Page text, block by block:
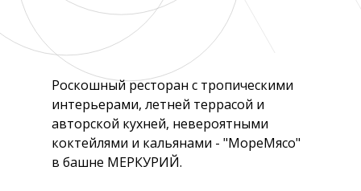
Роскошный ресторан с тропическими
интерьерами, летней террасой и
авторской кухней, невероятными
коктейлями и кальянами - "МореМясо"
в башне МЕРКУРИЙ.